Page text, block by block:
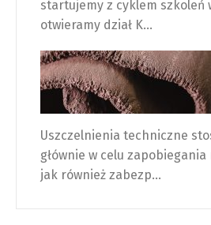
startujemy z cyklem szkoleń
otwieramy dział K...
Uszczelnienia techniczne
głównie w celu
jak również zabezp...